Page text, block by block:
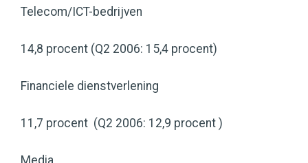
Telecom/ICT-bedrijven
14,8 procent (Q2 2006: 15,4 procent)
Financiele dienstverlening
11,7 procent (Q2 2006: 12,9 procent )